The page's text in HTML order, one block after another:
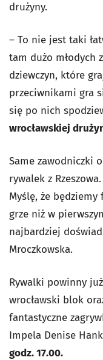
drużyny.
– To nie jest taki
tam dużo młodych
dziewczyn, które
przeciwnikami gra
się po nich
wrocławskiej
Same zawodniczki
rywalek z
Myślę, że
grze niż w
najbardziej
Mroczkowska.
Rywalki powinny
wrocławski blok
fantastyczne
Impela Denise
godz. 17.00.